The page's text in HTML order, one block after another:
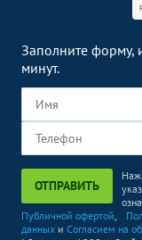
Заполните форму,
минут.
ОТПРАВИТЬ
Публичной офертой,
данных и Согласием на